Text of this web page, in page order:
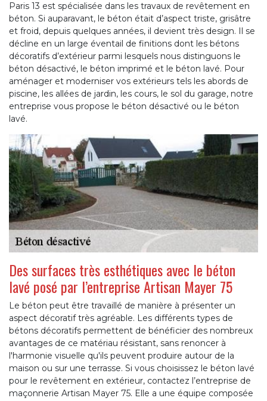
Paris 13 est spécialisée dans les travaux de revêtement en
béton. Si auparavant, le béton était d’aspect triste, grisâtre
et froid, depuis quelques années, il devient très design. Il se
décline en un large éventail de finitions dont les bétons
décoratifs d’extérieur parmi lesquels nous distinguons le
béton désactivé, le béton imprimé et le béton lavé. Pour
aménager et moderniser vos extérieurs tels les abords de
piscine, les allées de jardin, les cours, le sol du garage, notre
entreprise vous propose le béton désactivé ou le béton
lavé.
Des surfaces très esthétiques avec le béton
lavé posé par l’entreprise Artisan Mayer 75
Le béton peut être travaillé de manière à présenter un
aspect décoratif très agréable. Les différents types de
bétons décoratifs permettent de bénéficier des nombreux
avantages de ce matériau résistant, sans renoncer à
l'harmonie visuelle qu'ils peuvent produire autour de la
maison ou sur une terrasse. Si vous choisissez le béton lavé
pour le revêtement en extérieur, contactez l’entreprise de
maçonnerie Artisan Mayer 75. Elle a une équipe composée